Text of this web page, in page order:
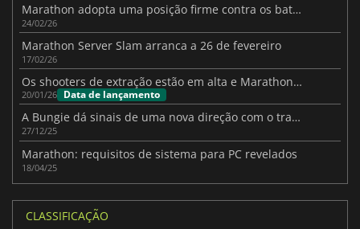
Marathon adopta uma posição firme contra os batoteiros antes do lançamento
24/02/26
Marathon Server Slam arranca a 26 de fevereiro
17/02/26
Os shooters de extração estão em alta e Marathon está a apostar tudo no PvP
20/01/26 Data de lançamento
A Bungie dá sinais de uma nova direção com o trailer da TGA 2025 de Marathon
27/12/25
Marathon: requisitos de sistema para PC revelados
18/04/25
CLASSIFICAÇÃO